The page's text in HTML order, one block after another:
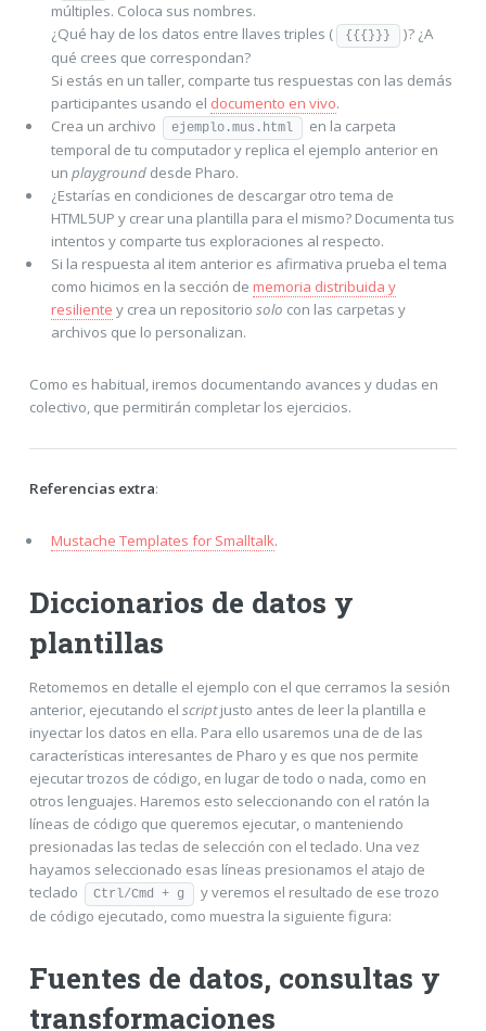
múltiples. Coloca sus nombres.
¿Qué hay de los datos entre llaves triples (
{{{}}}
)? ¿A
qué crees que correspondan?
Si estás en un taller, comparte tus respuestas con las demás
participantes usando el documento en vivo.
Crea un archivo
ejemplo.mus.html
en la carpeta
temporal de tu computador y replica el ejemplo anterior en
un playgrounddesde Pharo.
¿Estarías en condiciones de descargar otro tema de
HTML5UP y crear una plantilla para el mismo? Documenta tus
intentos y comparte tus exploraciones al respecto.
Si la respuesta al item anterior es afirmativa prueba el tema
como hicimos en la sección de memoria distribuida y
resiliente y crea un repositorio solo con las carpetas y
archivos que lo personalizan.
Como es habitual, iremos documentando avances y dudas en
colectivo, que permitirán completar los ejercicios.
Referencias extra:
Mustache Templates for Smalltalk.
Diccionarios de datos y
plantillas
Retomemos en detalle el ejemplo con el que cerramos la sesión
anterior, ejecutando el scriptjusto antes de leer la plantilla e
inyectar los datos en ella. Para ello usaremos una de de las
características interesantes de Pharo y es que nos permite
ejecutar trozos de código, en lugar de todo o nada, como en
otros lenguajes. Haremos esto seleccionando con el ratón la
líneas de código que queremos ejecutar, o manteniendo
presionadas las teclas de selección con el teclado. Una vez
hayamos seleccionado esas líneas presionamos el atajo de
teclado
Ctrl/Cmd + g
y veremos el resultado de ese trozo
de código ejecutado, como muestra la siguiente figura:
Fuentes de datos, consultas y
transformaciones